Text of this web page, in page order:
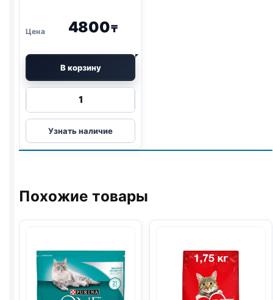
4800₸
В корзину
Количество
Grandorf
сух.
(СТЕРИЛ.,
Узнать наличие
Похожие товары